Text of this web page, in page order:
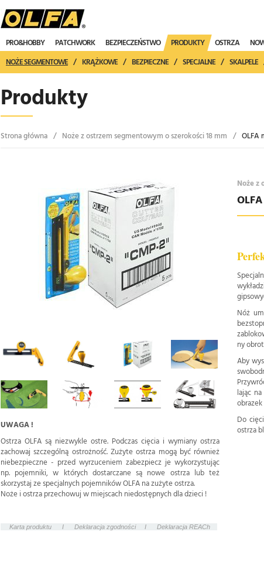
PRO&HOBBY
PATCHWORK BEZPIECZEŃSTWO
PRODUKTY
NOŻE SEGMENTOWE / KRĄŻKOWE / BEZPIECZNE / SPECJALNE / SKALPELE
OSTRZA
Produkty
Strona główna / Noże z ostrzem segmentowym o szerokości 18 mm / OLFA
UWAGA !
Ostrza OLFA są niezwykle ostre. Podczas cięcia i wymiany ostrza
zachowaj szczególną ostrożność. Zużyte ostrza mogą być również
niebezpieczne - przed wyrzuceniem zabezpiecz je wykorzystując
np. pojemniki, w których dostarczane są nowe ostrza lub też
skorzystaj ze specjalnych pojemników OLFA na zużyte ostrza.
Noże i ostrza przechowuj w miejscach niedostępnych dla dzieci !
Karta produktu I Deklaracja zgodności I Deklaracja REACh
Noże z
Nóż
ny
Aby
lając
Do
ostrza